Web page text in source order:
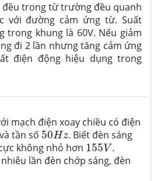
đều trong từ trường đều quanh
với đường cảm ứng từ. Suất
trong khung là 60V. Nếu giảm
đi 2 lần nhưng tăng cảm ứng
điện động hiệu dụng trong
mạch điện xoay chiều có điện
tần số 50Hz
50Hz. Biết đèn sáng
không nhỏ hơn 155V
155V.
lần đèn chớp sáng, đèn